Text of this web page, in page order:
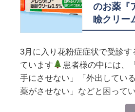
のお薬『
瞼クリー
3月に入り花粉症症状で受診す
ています
患者様の中には、
手にさせない」「外出してい
薬がさせない」などと困って